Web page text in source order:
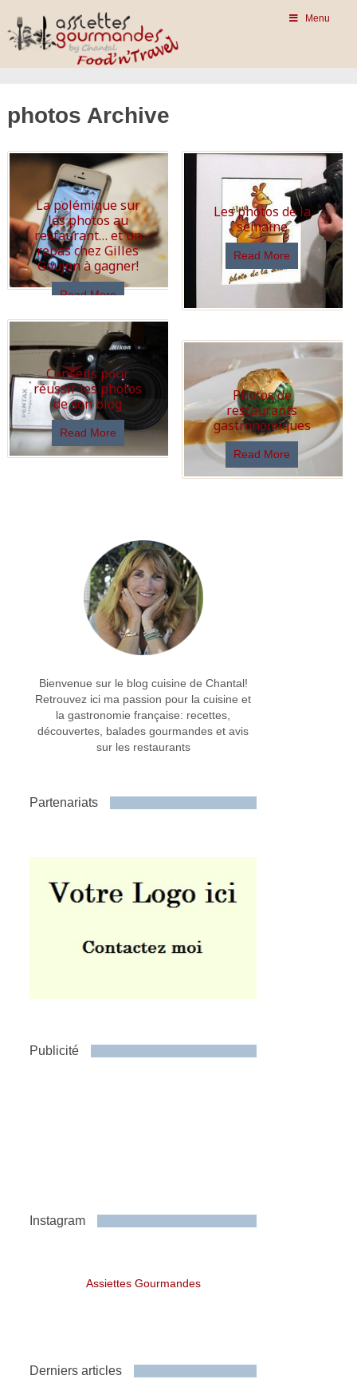
Menu
photos Archive
La polémique sur
les photos au
restaurant… et un
repas chez Gilles
Goujon à gagner!
Read More
Les photos de la
semaine
Read More
Conseils pour
réussir les photos
de son blog
Read More
Photos de
restaurants
gastronomiques
Read More
Bienvenue sur le blog cuisine de Chantal!
Retrouvez ici ma passion pour la cuisine et
la gastronomie française: recettes,
découvertes, balades gourmandes et avis
sur les restaurants
Partenariats
Publicité
Instagram
Assiettes Gourmandes
Derniers articles